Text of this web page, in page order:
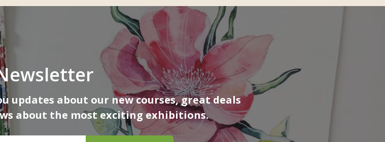
updates about our new courses, great deals
about the most exciting exhibitions.